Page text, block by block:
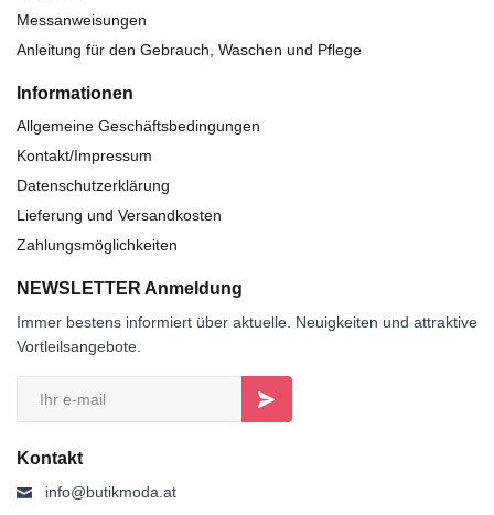
Messanweisungen
Anleitung für den Gebrauch, Waschen und Pflege
Informationen
Allgemeine Geschäftsbedingungen
Kontakt/Impressum
Datenschutzerklärung
Lieferung und Versandkosten
Zahlungsmöglichkeiten
NEWSLETTER Anmeldung
Immer bestens informiert über aktuelle. Neuigkeiten und attraktive
Vortleilsangebote.
Kontakt
info@butikmoda.at